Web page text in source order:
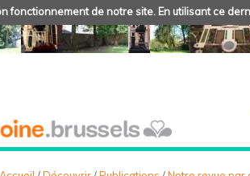
fonctionnement de notre site. En utilisant ce